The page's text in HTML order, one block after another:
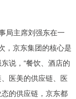
主席刘强东在一
，京东集团的核心是
说，“餐饮、酒店的
医美的供应链、医
的供应链，京东都